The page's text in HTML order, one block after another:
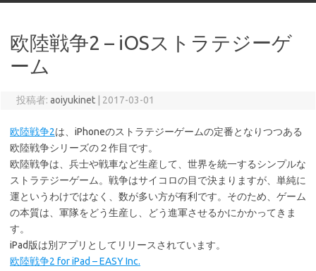
欧陸戦争2 – iOSストラテジーゲ
ーム
投稿者: aoiyukinet 2017-03-01
欧陸戦争2は、iPhoneのストラテジーゲームの定番となりつつある
欧陸戦争シリーズの２作目です。
欧陸戦争は、兵士や戦車など生産して、世界を統一するシンプルな
ストラテジーゲーム。戦争はサイコロの目で決まりますが、単純に
運というわけではなく、数が多い方が有利です。そのため、ゲーム
の本質は、軍隊をどう生産し、どう進軍させるかにかかってきま
す。
iPad版は別アプリとしてリリースされています。
欧陸戦争2 for iPad – EASY Inc.